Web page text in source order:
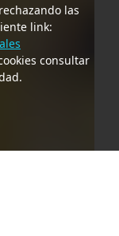
las
link:
consultar